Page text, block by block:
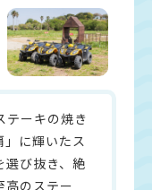
ーキの焼き
に輝いたス
選び抜き、絶
高のステー